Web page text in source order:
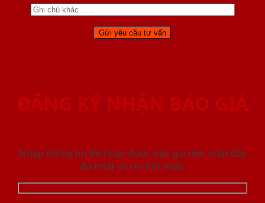
ĐĂNG KÝ NHẬN BÁO GIÁ
Nhập thông tin để nhận được báo giá mới nhât đầy
đủ nhất và chi tiết nhất.